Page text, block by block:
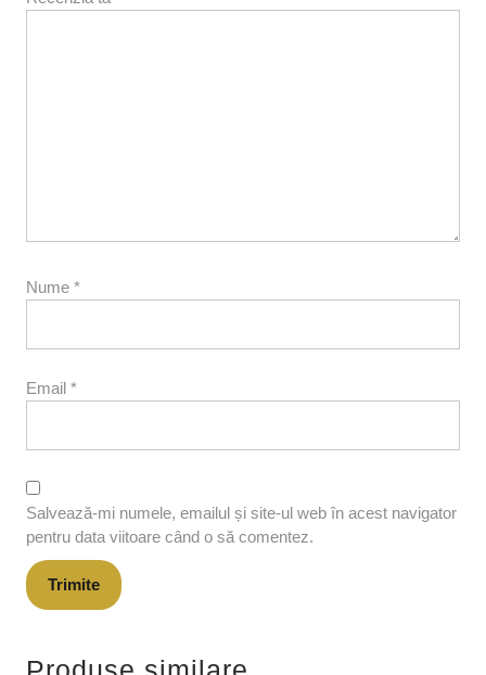
Nume *
Email *
Salvează-mi numele, emailul și site-ul web în acest navigator
pentru data viitoare când o să comentez.